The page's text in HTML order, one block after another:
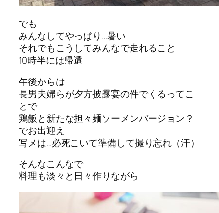
でも
みんなしてやっぱり…暑い
それでもこうしてみんなで走れること
10時半には帰還
午後からは
長男夫婦らが夕方披露宴の件でくるってこ
とで
鶏飯と新たな担々麺ソーメンバージョン？
でお出迎え
写メは…必死こいて準備して撮り忘れ（汗）
そんなこんなで
料理も淡々と日々作りながら